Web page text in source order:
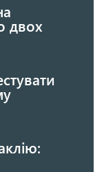
двох